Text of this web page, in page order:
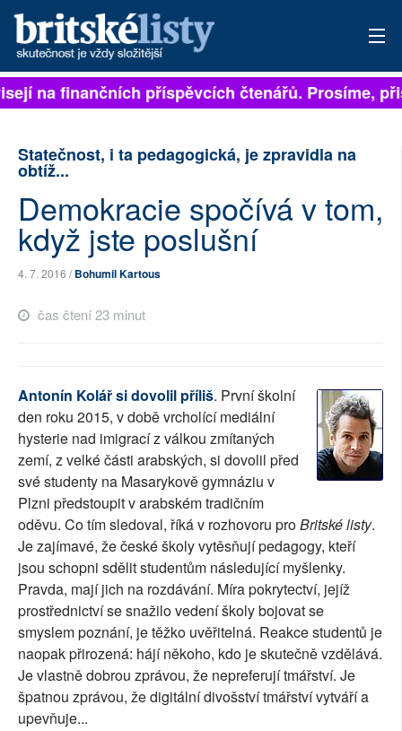
PŘIHLÁSIT
ARCHIV
ROZHOVORY
TÉMATA
SOCIÁLNÍ SÍTĚ
RUBRIKY
PLNÁ VERZE STRÁNEK
na finančních příspěvcích čtenářů. Prosíme,
Statečnost, i ta pedagogická, je zpravidla na
obtíž...
Demokracie spočívá v tom,
když jste poslušní
4. 7. 2016 /Bohumil Kartous
čas čtení 23 minut
Antonín Kolář si dovolil příliš. První školní
den roku 2015, v době vrcholící mediální
hysterie nad imigrací z válkou zmítaných
zemí, z velké části arabských, si dovolil před
své studenty na Masarykově gymnáziu v
Plzni předstoupit v arabském tradičním
oděvu. Co tím sledoval, říká v rozhovoru proBritské listy.
Je zajímavé, že české školy vytěsňují pedagogy, kteří
jsou schopni sdělit studentům následující myšlenky.
Pravda, mají jich na rozdávání. Míra pokrytectví, jejíž
prostřednictví se snažilo vedení školy bojovat se
smyslem poznání, je těžko uvěřitelná. Reakce studentů je
naopak přirozená: hájí někoho, kdo je skutečně vzdělává.
Je vlastně dobrou zprávou, že nepreferují tmářství. Je
špatnou zprávou, že digitální divošství tmářství vytváří a
upevňuje...